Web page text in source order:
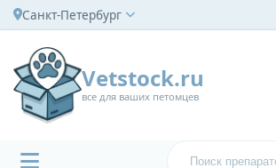
Санкт-Петербург
Vetstock.ru
все для ваших петомцев